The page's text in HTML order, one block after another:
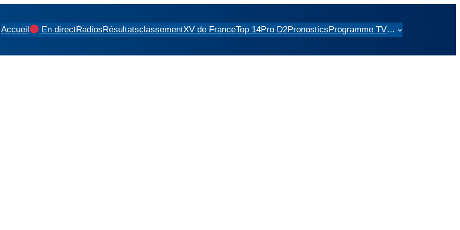
Accueil En directRadiosRésultatsclassementXV de FranceTop 14Pro D2PronosticsProgramme TV…